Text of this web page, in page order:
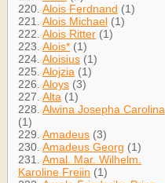
220. Alois Ferdnand (1)
221. Alois Michael (1)
222. Alois Ritter (1)
223. Alois* (1)
224. Aloisius (1)
225. Alojzia (1)
226. Aloys (3)
227. Alta (1)
228. Alwina Josepha Carolina
(1)
229. Amadeus (3)
230. Amadeus Georg (1)
231. Amal. Mar. Wilhelm.
Karoline Freiin (1)